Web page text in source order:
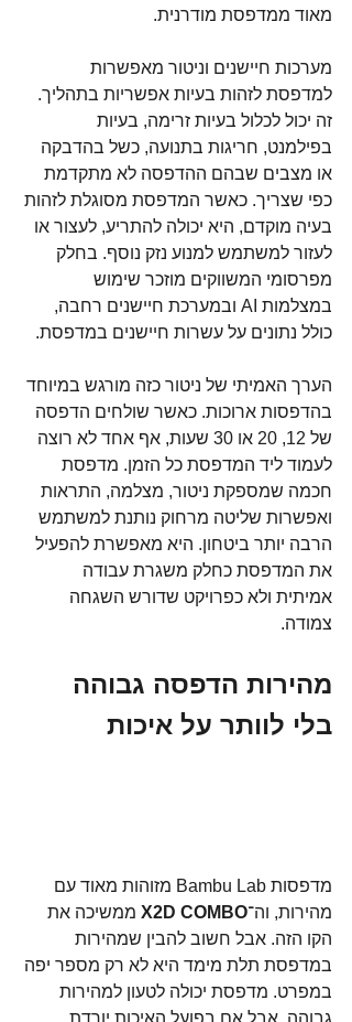
מאוד ממדפסת מודרנית.
מערכות חיישנים וניטור מאפשרות
למדפסת לזהות בעיות אפשריות בתהליך.
זה יכול לכלול בעיות זרימה, בעיות
בפילמנט, חריגות בתנועה, כשל בהדבקה
או מצבים שבהם ההדפסה לא מתקדמת
כפי שצריך. כאשר המדפסת מסוגלת לזהות
בעיה מוקדם, היא יכולה להתריע, לעצור או
לעזור למשתמש למנוע נזק נוסף. בחלק
מפרסומי המשווקים מוזכר שימוש
במצלמות AI ובמערכת חיישנים רחבה,
כולל נתונים על עשרות חיישנים במדפסת.
הערך האמיתי של ניטור כזה מורגש במיוחד
בהדפסות ארוכות. כאשר שולחים הדפסה
של 12, 20 או 30 שעות, אף אחד לא רוצה
לעמוד ליד המדפסת כל הזמן. מדפסת
חכמה שמספקת ניטור, מצלמה, התראות
ואפשרות שליטה מרחוק נותנת למשתמש
הרבה יותר ביטחון. היא מאפשרת להפעיל
את המדפסת כחלק משגרת עבודה
אמיתית ולא כפרויקט שדורש השגחה
צמודה.
מהירות הדפסה גבוהה
בלי לוותר על איכות
מדפסות Bambu Lab מזוהות מאוד עם
מהירות, וה־X2D COMBO ממשיכה את
הקו הזה. אבל חשוב להבין שמהירות
במדפסת תלת מימד היא לא רק מספר יפה
במפרט. מדפסת יכולה לטעון למהירות
גבוהה, אבל אם בפועל האיכות יורדת,